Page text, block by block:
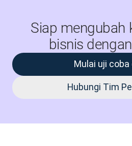
Siap mengubah
bisnis
Mulai uji
Hubungi Tim